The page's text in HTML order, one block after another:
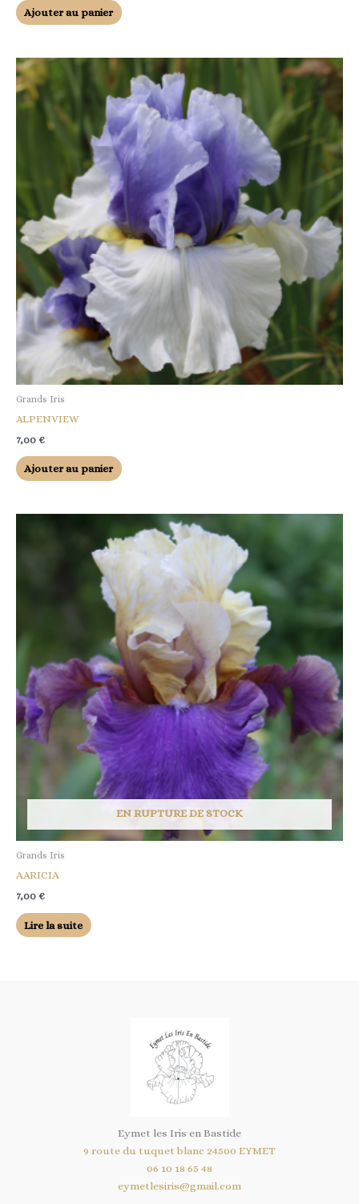
Ajouter au panier
Grands Iris
ALPENVIEW
7,00 €
Ajouter au panier
EN RUPTURE DE STOCK
Grands Iris
AARICIA
7,00 €
Lire la suite
Eymet les Iris en Bastide
9 route du tuquet blanc 24500 EYMET
06 10 18 65 48
eymetlesiris@gmail.com